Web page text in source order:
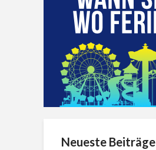
Neueste Beiträge